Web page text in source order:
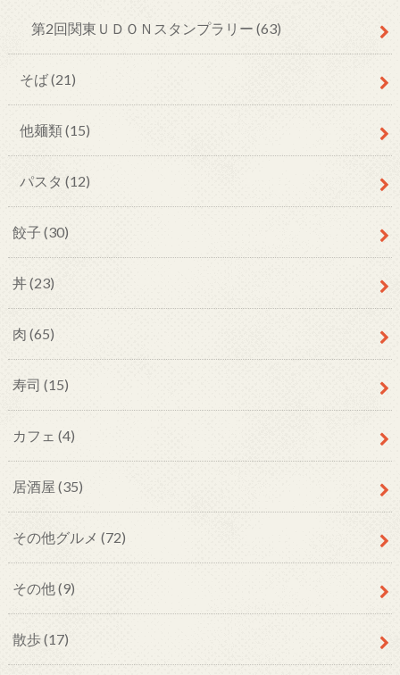
第2回関東ＵＤＯＮスタンプラリー (63)
そば(21)
他麺類(15)
パスタ (12)
餃子 (30)
丼(23)
肉 (65)
寿司 (15)
カフェ (4)
居酒屋 (35)
その他グルメ (72)
その他 (9)
散歩(17)